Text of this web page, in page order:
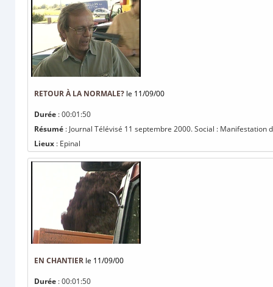
RETOUR À LA NORMALE? le 11/09/00
Durée : 00:01:50
Résumé : Journal Télévisé 11 septembre 2000. Social : Manifestation
Lieux : Epinal
EN CHANTIER le 11/09/00
Durée : 00:01:50